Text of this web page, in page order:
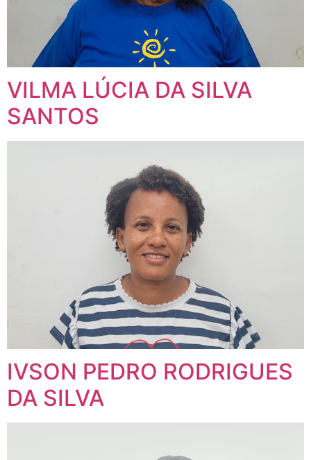
VILMA LÚCIA DA SILVA
SANTOS
IVSON PEDRO RODRIGUES
DA SILVA